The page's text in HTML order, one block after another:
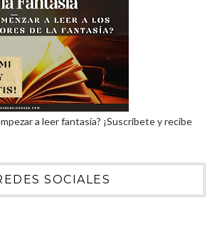
a leer fantasía? ¡Suscríbete y recibe
SOCIALES